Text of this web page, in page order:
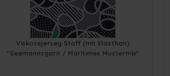
Viskosejersey Stoff (mit Elasthan)
"Seemannsgarn / Maritimes Mustermix"